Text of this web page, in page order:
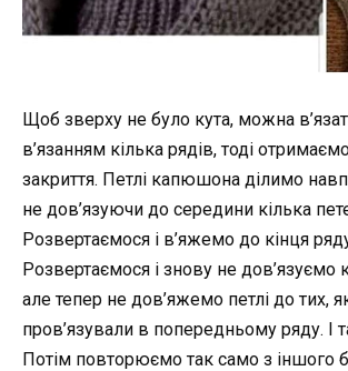
Щоб зверху не було кута, можна
в’язанням кілька рядів, тоді
закриття. Петлі капюшона ділимо
не дов’язуючи до середини кілька
Розвертаємося і в’яжемо до кінця
Розвертаємося і знову не дов’язуємо
але тепер не дов’яжемо петлі до тих,
пров’язували в попередньому ряду. І
Потім повторюємо так само з іншого